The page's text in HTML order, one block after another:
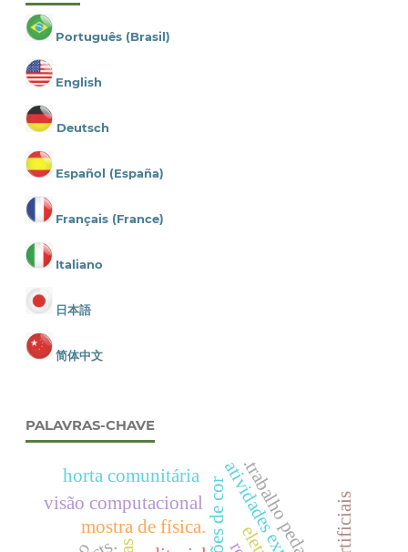
Português (Brasil)
English
Deutsch
Español (España)
Français (France)
Italiano
日本語
简体中文
PALAVRAS-CHAVE
mostra de física.
visão computacional
horta comunitária